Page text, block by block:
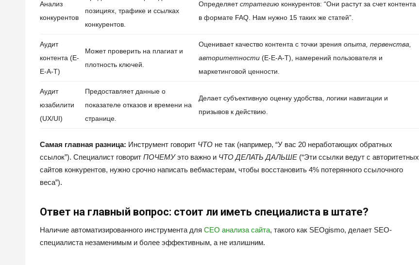
Анализ
конкурентов
позициях, трафике и ссылках
конкурентов.
Определяетстратегию конкурентов: “Они растут за счет контента
в формате FAQ. Нам нужно 15 таких же статей”.
Аудит
контента (E-
E-A-T)
Может проверить на плагиат и
плотность ключей.
Оценивает качество контента с точки зрения опыта, первенства,
авторитетности (E-E-A-T), намерений пользователя и
маркетинговой ценности.
Аудит
юзабилити
(UX/UI)
Предоставляет данные о
показателе отказов и времени на
странице.
Делает субъективную оценку удобства, логики навигации и
призывов к действию.
Самая главная разница: Инструмент говорит ЧТО не так (например, “У вас 20 неработающих обратных
ссылок”). Специалист говорит ПОЧЕМУэто важно и ЧТО ДЕЛАТЬ ДАЛЬШЕ (“Эти ссылки ведут с авторитетных
сайтов конкурентов, нужно срочно написать вебмастерам, чтобы восстановить 4% потерянного ссылочного
веса”).
Ответ на главный вопрос: стоит ли иметь специалиста в штате?
Наличие автоматизированного инструмента для СЕО анализа сайта, такого как SEOgismo, делает SEO-
специалиста незаменимым и более эффективным, а не излишним.